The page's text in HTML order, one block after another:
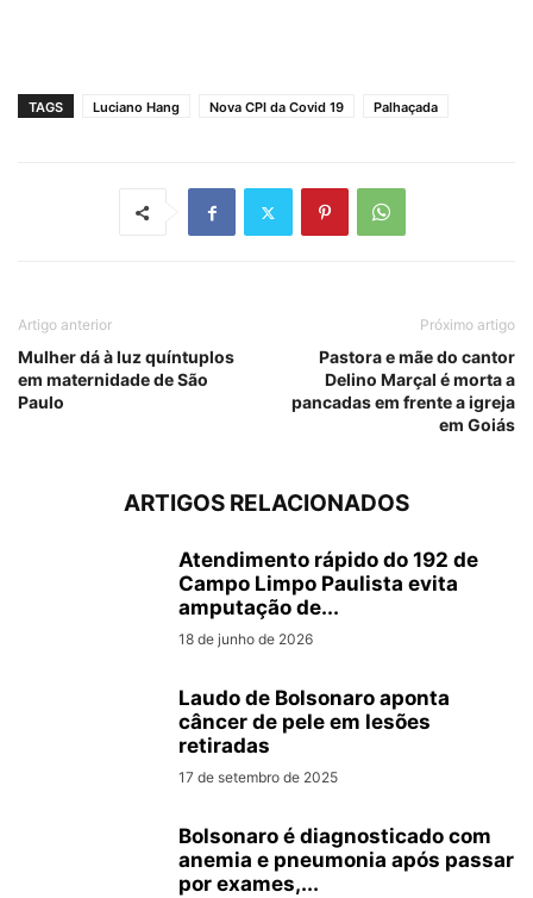
TAGS Luciano Hang Nova CPI da Covid 19 Palhaçada
Artigo anterior
Mulher dá à luz quíntuplos
em maternidade de São
Paulo
Próximo artigo
Pastora e mãe do cantor
Delino Marçal é morta a
pancadas em frente a igreja
em Goiás
ARTIGOS RELACIONADOS
Atendimento rápido do 192 de
Campo Limpo Paulista evita
amputação de...
18 de junho de 2026
Laudo de Bolsonaro aponta
câncer de pele em lesões
retiradas
17 de setembro de 2025
Bolsonaro é diagnosticado com
anemia e pneumonia após passar
por exames,...